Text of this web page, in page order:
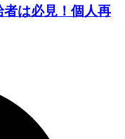
は必見！個人再